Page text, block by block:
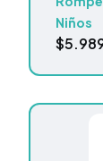
Niños
$